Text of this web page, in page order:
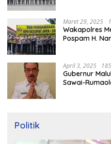
Maret 29, 2025
Wakapolres
Pospam H.
April 3, 2025
Gubernur
Sawai-
Politik